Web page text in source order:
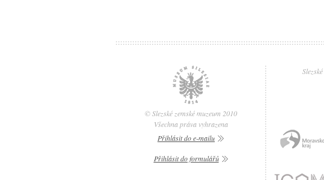
© Slezské zemské muzeum 2010
Všechna práva vyhrazena
Přihlásit do e-mailu
Přihlásit do formulářů